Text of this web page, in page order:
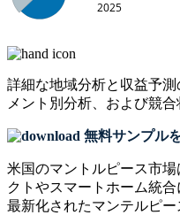
詳細な地域分析と収益予測
メント別分析、および競合
無料サンプル
米国のマントルピース市
クトやスマートホーム統
最新化されたマンテルピ